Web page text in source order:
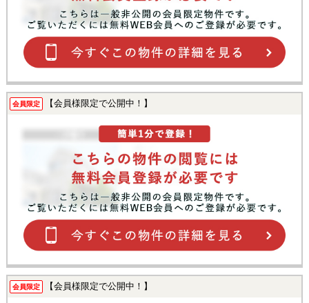
会員限定 【会員様限定で公開中！】
会員限定 【会員様限定で公開中！】